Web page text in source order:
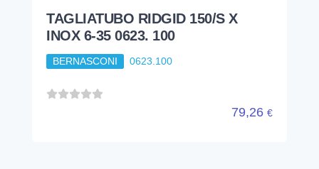
TAGLIATUBO RIDGID 150/S X
INOX 6-35 0623. 100
BERNASCONI 0623.100
79,26 €